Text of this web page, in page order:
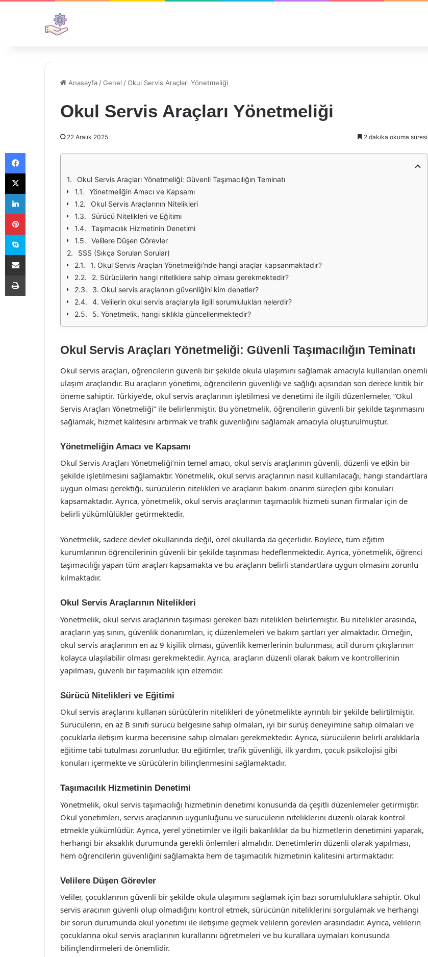
Anasayfa /Genel /Okul Servis Araçları Yönetmeliği
Okul Servis Araçları Yönetmeliği
22 Aralık 2025 2 dakika okuma süresi
Okul Servis Araçları Yönetmeliği: Güvenli Taşımacılığın Teminatı
Yönetmeliğin Amacı ve Kapsamı
Okul Servis Araçlarının Nitelikleri
Sürücü Nitelikleri ve Eğitimi
Taşımacılık Hizmetinin Denetimi
Velilere Düşen Görevler
SSS (Sıkça Sorulan Sorular)
1. Okul Servis Araçları Yönetmeliği'nde hangi araçlar kapsanmaktadır?
2. Sürücülerin hangi niteliklere sahip olması gerekmektedir?
3. Okul servis araçlarının güvenliğini kim denetler?
4. Velilerin okul servis araçlarıyla ilgili sorumlulukları nelerdir?
5. Yönetmelik, hangi sıklıkla güncellenmektedir?
Okul Servis Araçları Yönetmeliği: Güvenli Taşımacılığın Teminatı
Okul servis araçları, öğrencilerin güvenli bir şekilde okula ulaşımını sağlamak amacıyla kullanılan önemli
ulaşım araçlarıdır. Bu araçların yönetimi, öğrencilerin güvenliği ve sağlığı açısından son derece kritik bir
öneme sahiptir. Türkiye’de, okul servis araçlarının işletilmesi ve denetimi ile ilgili düzenlemeler, “Okul
Servis Araçları Yönetmeliği” ile belirlenmiştir. Bu yönetmelik, öğrencilerin güvenli bir şekilde taşınmasını
sağlamak, hizmet kalitesini artırmak ve trafik güvenliğini sağlamak amacıyla oluşturulmuştur.
Yönetmeliğin Amacı ve Kapsamı
Okul Servis Araçları Yönetmeliği’nin temel amacı, okul servis araçlarının güvenli, düzenli ve etkin bir
şekilde işletilmesini sağlamaktır. Yönetmelik, okul servis araçlarının nasıl kullanılacağı, hangi standartlara
uygun olması gerektiği, sürücülerin nitelikleri ve araçların bakım-onarım süreçleri gibi konuları
kapsamaktadır. Ayrıca, yönetmelik, okul servis araçlarının taşımacılık hizmeti sunan firmalar için de
belirli yükümlülükler getirmektedir.
Yönetmelik, sadece devlet okullarında değil, özel okullarda da geçerlidir. Böylece, tüm eğitim
kurumlarının öğrencilerinin güvenli bir şekilde taşınması hedeflenmektedir. Ayrıca, yönetmelik, öğrenci
taşımacılığı yapan tüm araçları kapsamakta ve bu araçların belirli standartlara uygun olmasını zorunlu
kılmaktadır.
Okul Servis Araçlarının Nitelikleri
Yönetmelik, okul servis araçlarının taşıması gereken bazı nitelikleri belirlemiştir. Bu nitelikler arasında,
araçların yaş sınırı, güvenlik donanımları, iç düzenlemeleri ve bakım şartları yer almaktadır. Örneğin,
okul servis araçlarının en az 9 kişilik olması, güvenlik kemerlerinin bulunması, acil durum çıkışlarının
kolayca ulaşılabilir olması gerekmektedir. Ayrıca, araçların düzenli olarak bakım ve kontrollerinin
yapılması, güvenli bir taşımacılık için elzemdir.
Sürücü Nitelikleri ve Eğitimi
Okul servis araçlarını kullanan sürücülerin nitelikleri de yönetmelikte ayrıntılı bir şekilde belirtilmiştir.
Sürücülerin, en az B sınıfı sürücü belgesine sahip olmaları, iyi bir sürüş deneyimine sahip olmaları ve
çocuklarla iletişim kurma becerisine sahip olmaları gerekmektedir. Ayrıca, sürücülerin belirli aralıklarla
eğitime tabi tutulması zorunludur. Bu eğitimler, trafik güvenliği, ilk yardım, çocuk psikolojisi gibi
konuları içermekte ve sürücülerin bilinçlenmesini sağlamaktadır.
Taşımacılık Hizmetinin Denetimi
Yönetmelik, okul servis taşımacılığı hizmetinin denetimi konusunda da çeşitli düzenlemeler getirmiştir.
Okul yönetimleri, servis araçlarının uygunluğunu ve sürücülerin niteliklerini düzenli olarak kontrol
etmekle yükümlüdür. Ayrıca, yerel yönetimler ve ilgili bakanlıklar da bu hizmetlerin denetimini yaparak,
herhangi bir aksaklık durumunda gerekli önlemleri almalıdır. Denetimlerin düzenli olarak yapılması,
hem öğrencilerin güvenliğini sağlamakta hem de taşımacılık hizmetinin kalitesini artırmaktadır.
Velilere Düşen Görevler
Veliler, çocuklarının güvenli bir şekilde okula ulaşımını sağlamak için bazı sorumluluklara sahiptir. Okul
servis aracının güvenli olup olmadığını kontrol etmek, sürücünün niteliklerini sorgulamak ve herhangi
bir sorun durumunda okul yönetimi ile iletişime geçmek velilerin görevleri arasındadır. Ayrıca, velilerin
çocuklarına okul servis araçlarının kurallarını öğretmeleri ve bu kurallara uymaları konusunda
bilinçlendirmeleri de önemlidir.
Facebook
X
LinkedIn
Pinterest
Skype
E-Posta ile paylaş